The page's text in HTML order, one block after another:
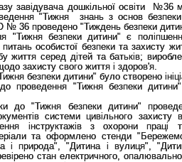
завідувача дошкільної освіти №36
"Тижня знань з основ безпеки
№ 36 проведено "Тиждень безпеки
"Тижня безпеки дитини" є
особистої безпеки та захисту
життя серед дітей та батьків;
захисту свого життя і здоров'я.
безпеки дитини" було створено
до проведення "Тижня безпеки
до "Тижня безпеки дитини"
системи цивільного
інструктажів з охорони праці
та оформлено стенди
і природа", "Дитина і вулиця",
стан електричного,